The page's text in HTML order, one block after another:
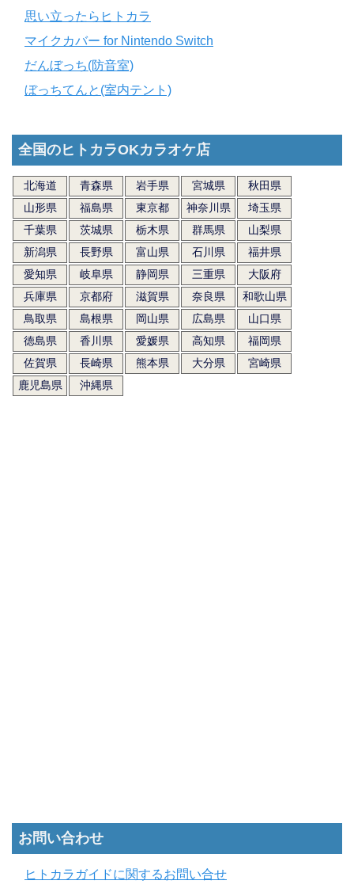
思い立ったらヒトカラ
マイクカバー for Nintendo Switch
だんぼっち(防音室)
ぼっちてんと(室内テント)
全国のヒトカラOKカラオケ店
北海道 青森県 岩手県 宮城県
秋田県
山形県
福島県 東京都 神奈川県
埼玉県
千葉県
茨城県 栃木県 群馬県
山梨県
新潟県
長野県 富山県 石川県
福井県
愛知県
岐阜県 静岡県 三重県
大阪府
兵庫県
京都府 滋賀県 奈良県
和歌山県
鳥取県
島根県 岡山県 広島県
山口県
徳島県
香川県 愛媛県 高知県
福岡県
佐賀県
長崎県 熊本県 大分県
宮崎県
鹿児島県
沖縄県
お問い合わせ
ヒトカラガイドに関するお問い合せ